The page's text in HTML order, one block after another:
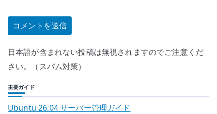
日本語が含まれない投稿は無視されますのでご注意くだ
さい。（スパム対策）
主要ガイド
Ubuntu 26.04 サーバー管理ガイド